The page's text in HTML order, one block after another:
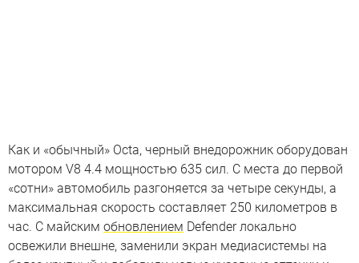
Как и «обычный» Octa, черный внедорожник оборудован
мотором V8 4.4 мощностью 635 сил. С места до первой
«сотни» автомобиль разгоняется за четыре секунды, а
максимальная скорость составляет 250 километров в
час. С майским обновлением Defender локально
освежили внешне, заменили экран медиасистемы на